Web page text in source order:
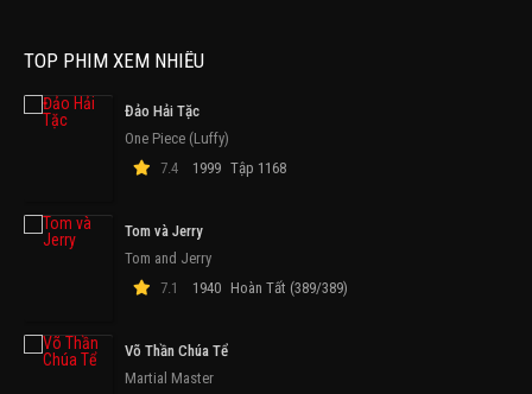
TOP PHIM XEM NHIỀU
Đảo Hải Tặc
One Piece (Luffy)
7.4
1999 Tập 1168
Tom và Jerry
Tom and Jerry
7.1
1940 Hoàn Tất (389/389)
Võ Thần Chúa Tể
Martial Master